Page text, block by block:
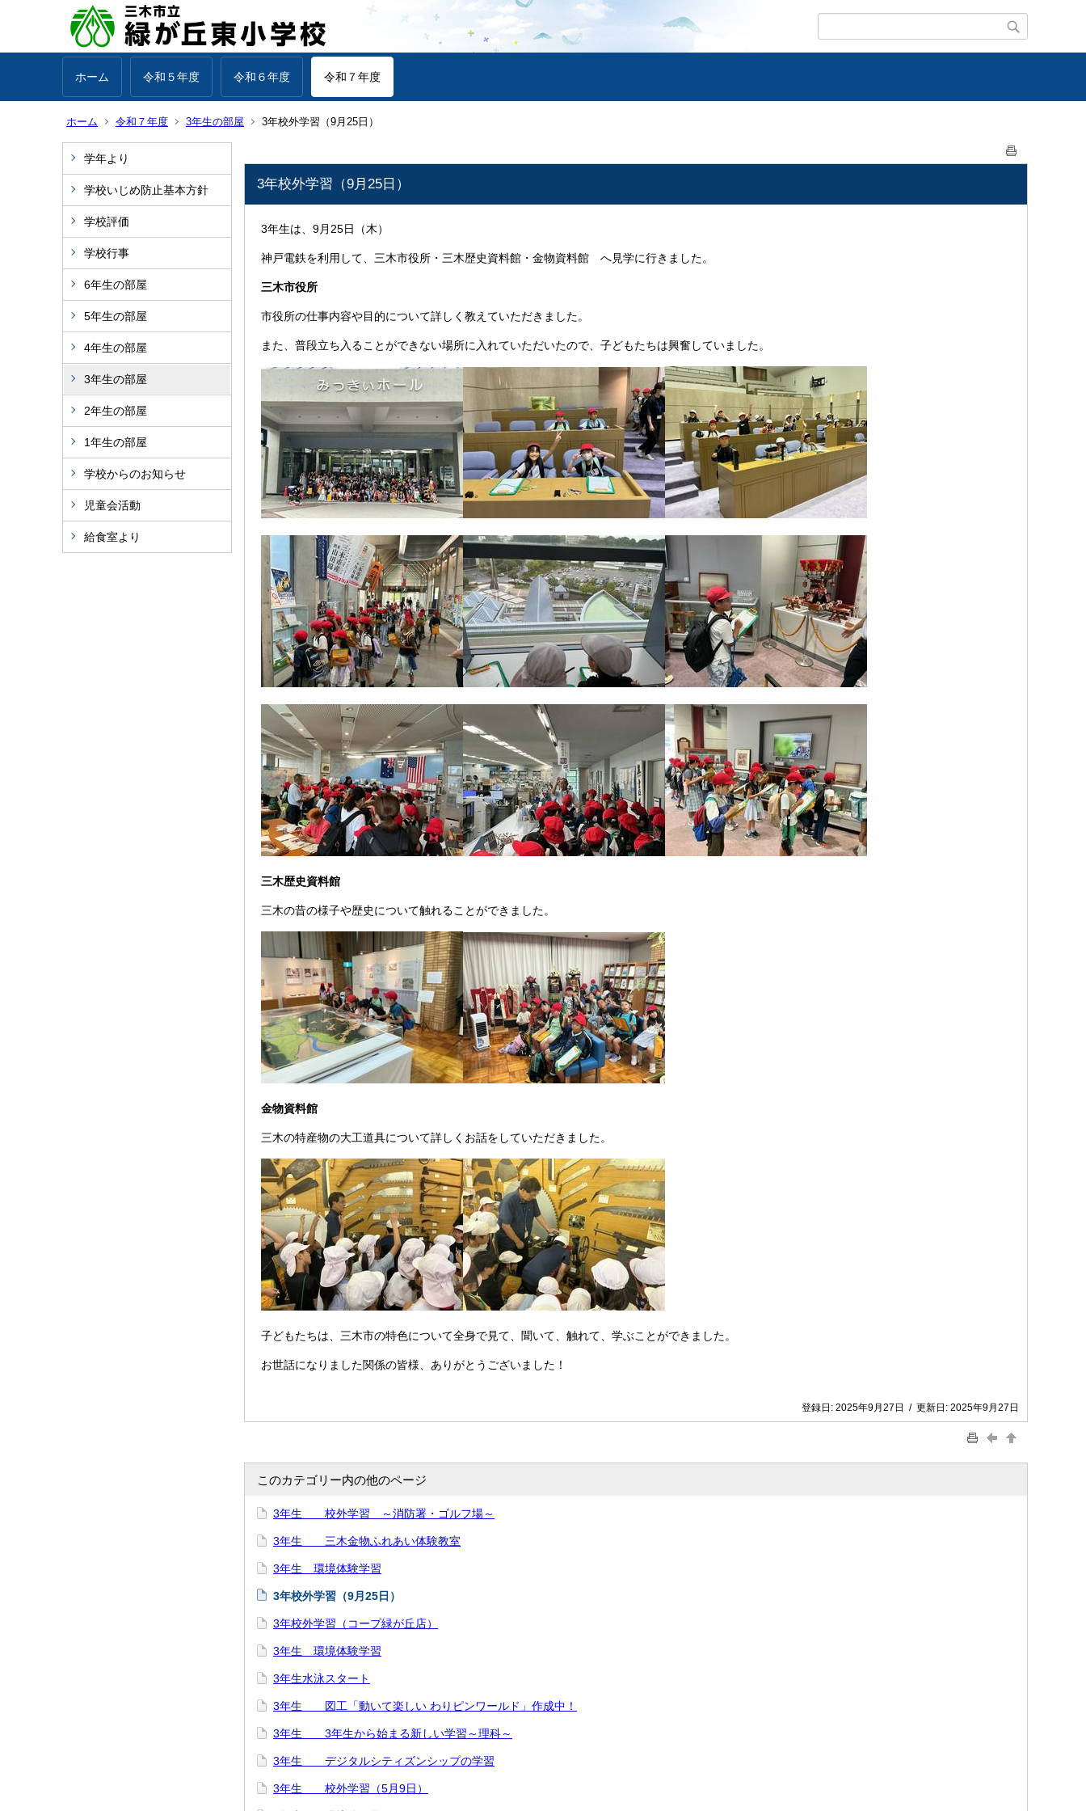
ホーム 令和５年度 令和６年度 令和７年度
ホーム 令和７年度 3年生の部屋 3年校外学習（9月25日）
学年より
学校いじめ防止基本方針
学校評価
学校行事
6年生の部屋
5年生の部屋
4年生の部屋
3年生の部屋
2年生の部屋
1年生の部屋
学校からのお知らせ
児童会活動
給食室より
3年校外学習（9月25日）
3年生は、9月25日（木）
神戸電鉄を利用して、三木市役所・三木歴史資料館・金物資料館 へ見学に行きました。
三木市役所
市役所の仕事内容や目的について詳しく教えていただきました。
また、普段立ち入ることができない場所に入れていただいたので、子どもたちは興奮していました。
三木歴史資料館
三木の昔の様子や歴史について触れることができました。
金物資料館
三木の特産物の大工道具について詳しくお話をしていただきました。
子どもたちは、三木市の特色について全身で見て、聞いて、触れて、学ぶことができました。
お世話になりました関係の皆様、ありがとうございました！
登録日: 2025年9月27日 / 更新日: 2025年9月27日
このカテゴリー内の他のページ
3年生 校外学習 ～消防署・ゴルフ場～
3年生 三木金物ふれあい体験教室
3年生 環境体験学習
3年校外学習（9月25日）
3年校外学習（コープ緑が丘店）
3年生 環境体験学習
3年生水泳スタート
3年生 図工「動いて楽しい わりピンワールド」作成中！
3年生 3年生から始まる新しい学習～理科～
3年生 デジタルシティズンシップの学習
3年生 校外学習（5月9日）